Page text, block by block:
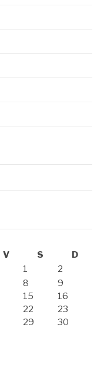
V S
D
1
2
8
9
15
16
22
23
29
30